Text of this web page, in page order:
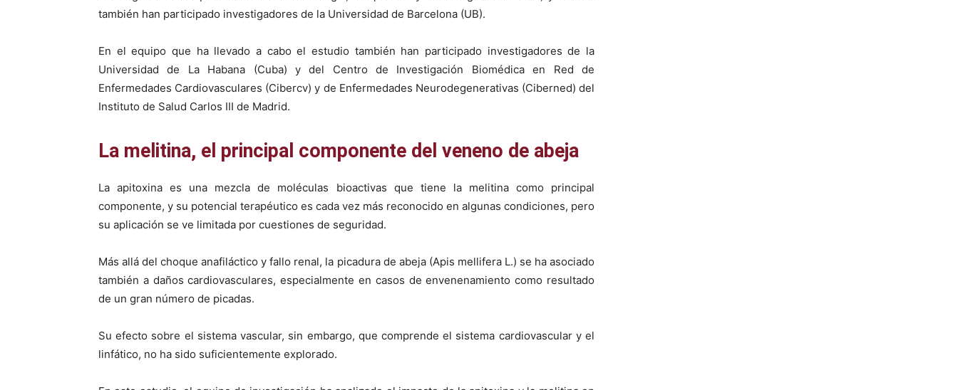
también han participado investigadores de la Universidad de Barcelona (UB).
En el equipo que ha llevado a cabo el estudio también han participado investigadores de la
Universidad de La Habana (Cuba) y del Centro de Investigación Biomédica en Red de
Enfermedades Cardiovasculares (Cibercv) y de Enfermedades Neurodegenerativas (Ciberned) del
Instituto de Salud Carlos III de Madrid.
La melitina, el principal componente del veneno de abeja
La apitoxina es una mezcla de moléculas bioactivas que tiene la melitina como principal
componente, y su potencial terapéutico es cada vez más reconocido en algunas condiciones, pero
su aplicación se ve limitada por cuestiones de seguridad.
Más allá del choque anafiláctico y fallo renal, la picadura de abeja (Apis mellifera L.) se ha asociado
también a daños cardiovasculares, especialmente en casos de envenenamiento como resultado
de un gran número de picadas.
Su efecto sobre el sistema vascular, sin embargo, que comprende el sistema cardiovascular y el
linfático, no ha sido suficientemente explorado.